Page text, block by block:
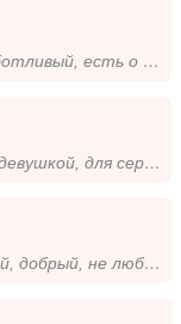
Умный, чистоплотный, заботливый, есть о чём поговорить
Познакомлюсь с приятной девушкой, для серьезных отношений. Фразу "мама делает, по другому" не употребляю).
Я довольно ответственный, добрый, не люблю курящих или пьющих людей, так как сам далёк от этих привычек, немного вспыльч...